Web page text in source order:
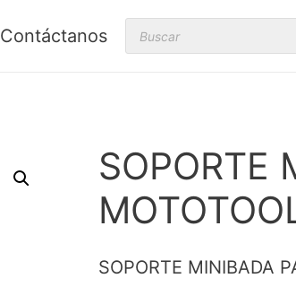
Contáctanos
Products
search
SOPORTE
SOPORTE MINIBADA